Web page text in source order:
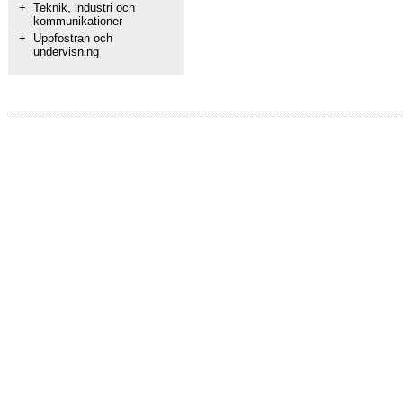
+ Teknik, industri och
kommunikationer
+
Uppfostran och
undervisning